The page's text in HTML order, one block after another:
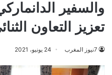
والسفير
تعزيز التعاون
7نيوز المغرب 24 يونيو، 2021